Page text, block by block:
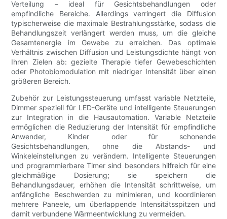
Verteilung – ideal für Gesichtsbehandlungen oder
empfindliche Bereiche. Allerdings verringert die Diffusion
typischerweise die maximale Bestrahlungsstärke, sodass die
Behandlungszeit verlängert werden muss, um die gleiche
Gesamtenergie im Gewebe zu erreichen. Das optimale
Verhältnis zwischen Diffusion und Leistungsdichte hängt von
Ihren Zielen ab: gezielte Therapie tiefer Gewebeschichten
oder Photobiomodulation mit niedriger Intensität über einen
größeren Bereich.
Zubehör zur Leistungssteuerung umfasst variable Netzteile,
Dimmer speziell für LED-Geräte und intelligente Steuerungen
zur Integration in die Hausautomation. Variable Netzteile
ermöglichen die Reduzierung der Intensität für empfindliche
Anwender, Kinder oder für schonende
Gesichtsbehandlungen, ohne die Abstands- und
Winkeleinstellungen zu verändern. Intelligente Steuerungen
und programmierbare Timer sind besonders hilfreich für eine
gleichmäßige Dosierung; sie speichern die
Behandlungsdauer, erhöhen die Intensität schrittweise, um
anfängliche Beschwerden zu minimieren, und koordinieren
mehrere Paneele, um überlappende Intensitätsspitzen und
damit verbundene Wärmeentwicklung zu vermeiden.